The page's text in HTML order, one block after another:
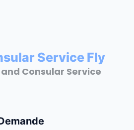
Service Fly
Consular Service